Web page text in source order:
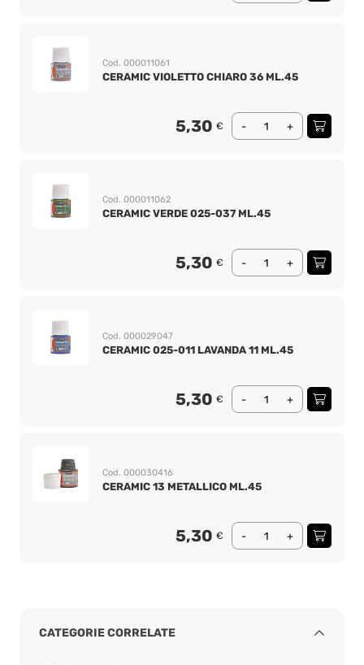
Cod. 000011061
CERAMIC VIOLETTO CHIARO 36 ML.45
5,30 € - +
Cod. 000011062
CERAMIC VERDE 025-037 ML.45
5,30 € - +
Cod. 000029047
CERAMIC 025-011 LAVANDA 11 ML.45
5,30 € - +
Cod. 000030416
CERAMIC 13 METALLICO ML.45
5,30 € - +
CATEGORIE CORRELATE